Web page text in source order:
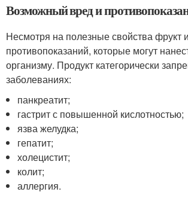
Возможный вред и
Несмотря на полезные свойства фрукт
противопоказаний, которые могут
организму. Продукт категорически
заболеваниях:
панкреатит;
гастрит с повышенной кислотностью;
язва желудка;
гепатит;
холецистит;
колит;
аллергия.